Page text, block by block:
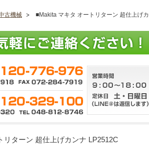
古機械 ■Makita マキタ オートリターン 超仕上げ
リターン 超仕上げカンナ LP2512C